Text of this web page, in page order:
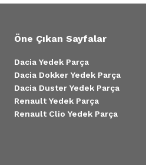
Öne Çıkan Sayfalar
Dacia Yedek Parça
Dacia Dokker Yedek Parça
Dacia Duster Yedek Parça
Renault Yedek Parça
Renault Clio Yedek Parça